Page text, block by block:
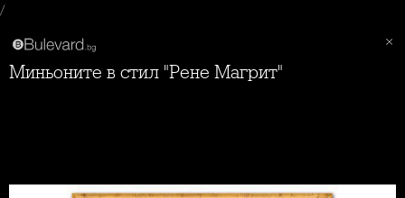
/
Миньоните в стил "Рене Магрит"